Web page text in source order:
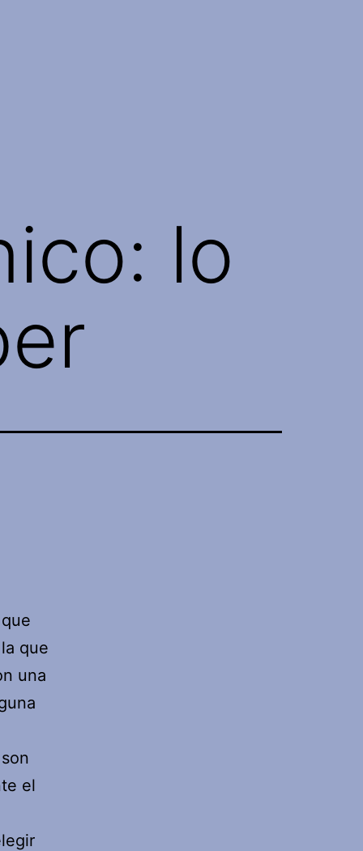
lo
que
una
el